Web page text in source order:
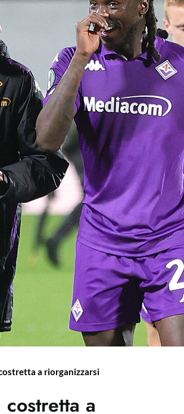
a riorganizzarsi
a